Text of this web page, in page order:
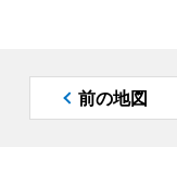
前の地図